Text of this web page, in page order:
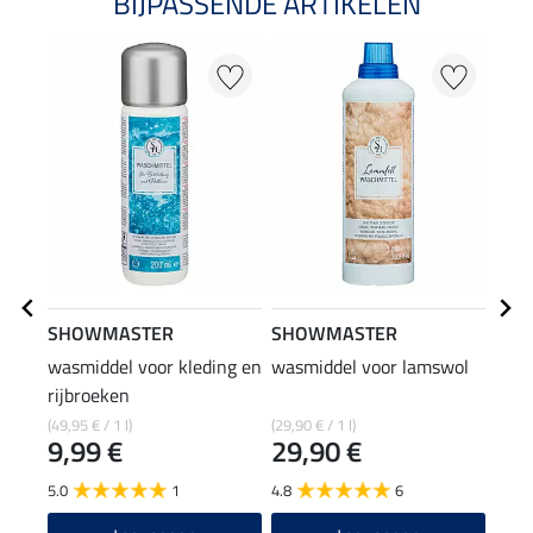
SHOWMASTER
wasmiddel voor kleding en
rijbroeken
(49,95 € / 1 l)
9,99 €
5.0 1
SHOWMASTER
wasmiddel voor lamswol
(29,90 € / 1 l)
29,90 €
4.8 6